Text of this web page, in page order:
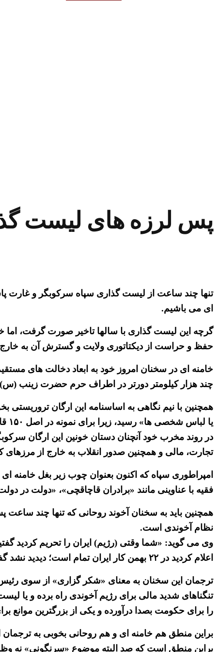
پس لرزه های لیست
تنها چند ساعت از لیست گذاری سپاه سرکوبگر و غارت
ای می باشیم.
گرچه این لیست گذاری با سالها تاخیر صورت گرفت، اما
حفظ و حراست از دیکتاتوری ولایت و گسترش آن به
خامنه ای در سخنان امروز خود به ابعاد دخالت های
چند هزار کیلومتر دورتر در اطراف حرم حضرت زینب (س)
همچنین با نیم نگاهی به اساسنامه این ارگان
در روند مخرب خود آنچنان دستان خونین این ارگان
تجارت، مالی و همچنین صدور انقلاب به خارج از
امپراطوری سپاه که اکنون بعنوان چوب زیر بغل
فقیه با عناوینی مانند «برادران قاچاقچی»، «دولت در
همچنین باید به سخنان آخوند روحانی که تنها چند
نظام آخوندی است.
وی می گوید: «شما وقتی (رژیم) ایران را تحریم کردید
اعلام کردید در ۲۲ بهمن کار ایران تمام است؛ دیدید نشد گفتید در آغاز سال کار ایران تمام است و باز هم دیددید نشد».
ترجمان این سخنان به معنای «شکر گزاری» از سوی رئیس
تنگناهای شدید مالی برای رژیم آخوندی راه برده و یا
را برای حکومت بصدا درآورده و یکی از بزرگترین موانع
براین منطق هم خامنه ای و هم روحانی بخوبی به ترجمان
براین منطق است که صد البته موضوع «سرنگونی» نه